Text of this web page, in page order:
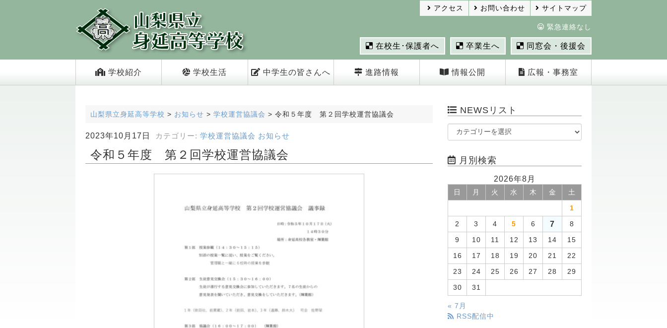
サイトマップ
お問い合わせ
アクセス
緊急連絡なし
在校生･保護者へ 卒業生へ 同窓会・後援会
学校紹介 学校生活 中学生の皆さんへ 進路情報 情報公開 広報・事務室
山梨県立身延高等学校 > お知らせ > 学校運営協議会 > 令和５年度 第２回学校運営協議会
2023年10月17日 カテゴリー: 学校運営協議会 お知らせ
令和５年度 第２回学校運営協議会
NEWSリスト
月別検索
2026年8月
日 月 火 水 木 金 土
1
2 3 4 5 6 7 8
9 10 11 12 13 14 15
16 17 18 19 20 21 22
23 24 25 26 27 28 29
30 31
« 7月
RSS配信中